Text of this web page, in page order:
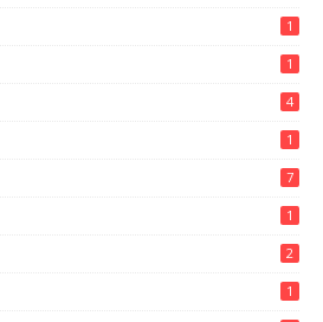
1
1
4
1
7
1
2
1